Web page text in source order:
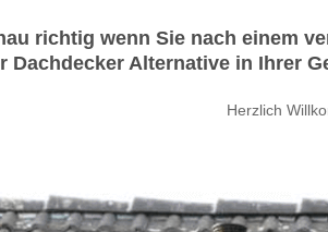
richtig wenn Sie nach einem
Dachdecker Alternative in Ihrer
Herzlich